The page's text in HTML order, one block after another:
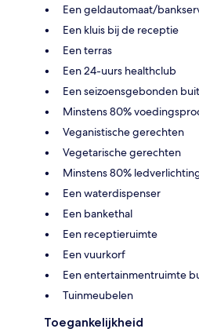
Een geldautomaat/
Een kluis bij de receptie
Een terras
Een 24-uurs healthclub
Een seizoensgebonden
Minstens 80%
Veganistische gerechten
Vegetarische gerechten
Minstens 80%
Een waterdispenser
Een bankethal
Een receptieruimte
Een vuurkorf
Een entertainmentruimte
Tuinmeubelen
Toegankelijkheid